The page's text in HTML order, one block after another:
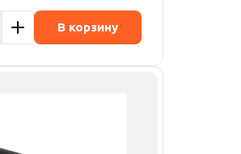
В корзину